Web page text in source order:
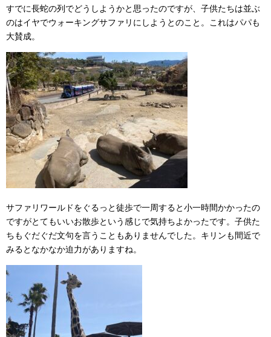
すでに長蛇の列でどうしようかと思ったのですが、子供たちは並ぶ
のはイヤでウォーキングサファリにしようとのこと。これはパパも
大賛成。
サファリワールドをぐるっと徒歩で一周すると小一時間かかったの
ですがとてもいいお散歩という感じで気持ちよかったです。子供た
ちもぐだぐだ文句を言うこともありませんでした。キリンも間近で
みるとなかなか迫力がありますね。